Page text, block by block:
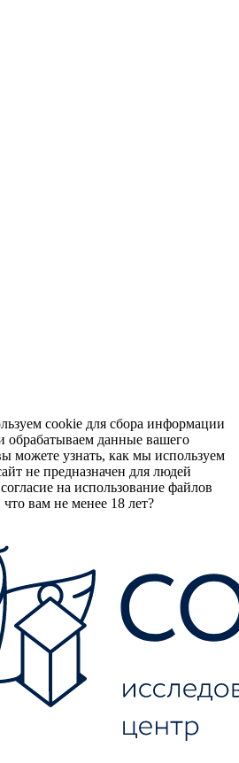
cookie для сбора информации
обрабатываем данные вашего
можете узнать, как мы используем
не предназначен для людей
на использование файлов
вам не менее 18 лет?